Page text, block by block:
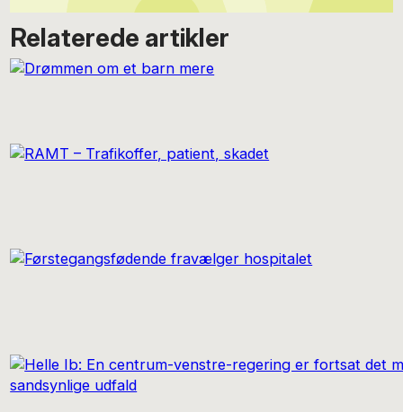
Relaterede artikler